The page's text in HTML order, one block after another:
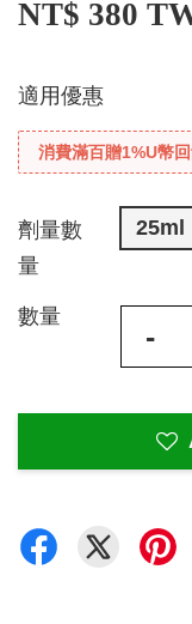
NT$ 380
適用優惠
消費滿百贈1%U幣
劑量數
量
25ml
數量
-